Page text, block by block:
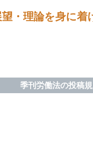
・理論を身に着
季刊労働法の投稿